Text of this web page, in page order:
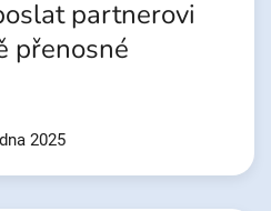
partnerovi
přenosné
2025